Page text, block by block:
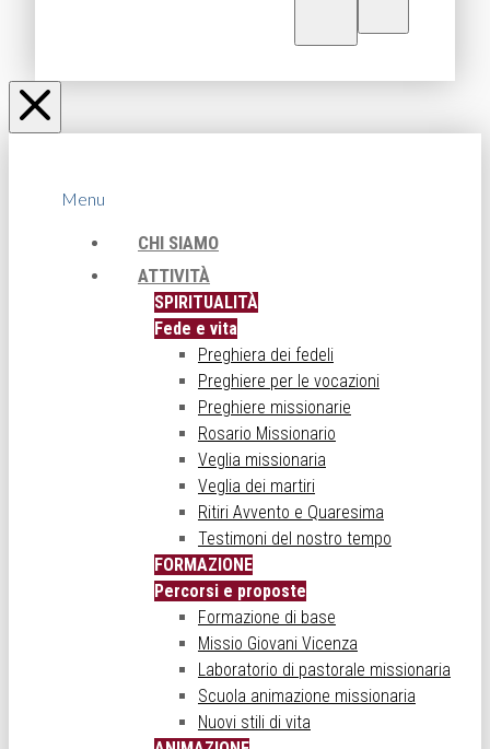
Menu
CHI SIAMO
ATTIVITÀ
SPIRITUALITÀ
Fede e vita
Preghiera dei fedeli
Preghiere per le vocazioni
Preghiere missionarie
Rosario Missionario
Veglia missionaria
Veglia dei martiri
Ritiri Avvento e Quaresima
Testimoni del nostro tempo
FORMAZIONE
Percorsi e proposte
Formazione di base
Missio Giovani Vicenza
Laboratorio di pastorale missionaria
Scuola animazione missionaria
Nuovi stili di vita